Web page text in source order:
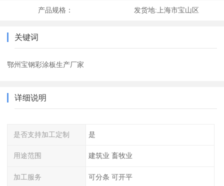
产品规格： 发货地:上海市宝山区
关键词
鄂州宝钢彩涂板生产厂家
详细说明
是否支持加工定制 是
用途范围 建筑业 畜牧业
加工服务 可分条 可开平